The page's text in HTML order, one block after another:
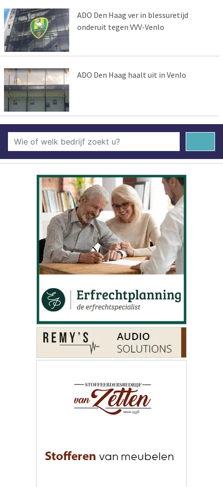
ADO Den Haag ver in blessuretijd
onderuit tegen VVV-Venlo
ADO Den Haag haalt uit in Venlo